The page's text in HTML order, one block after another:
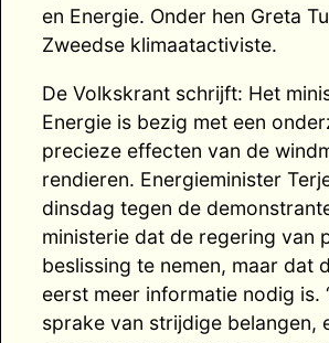
en Energie. Onder hen Greta
Zweedse klimaatactiviste.
De Volkskrant schrijft: Het
Energie is bezig met een
precieze effecten van de
rendieren. Energieminister
dinsdag tegen de
ministerie dat de regering van
beslissing te nemen, maar dat
eerst meer informatie nodig is.
sprake van strijdige belangen,